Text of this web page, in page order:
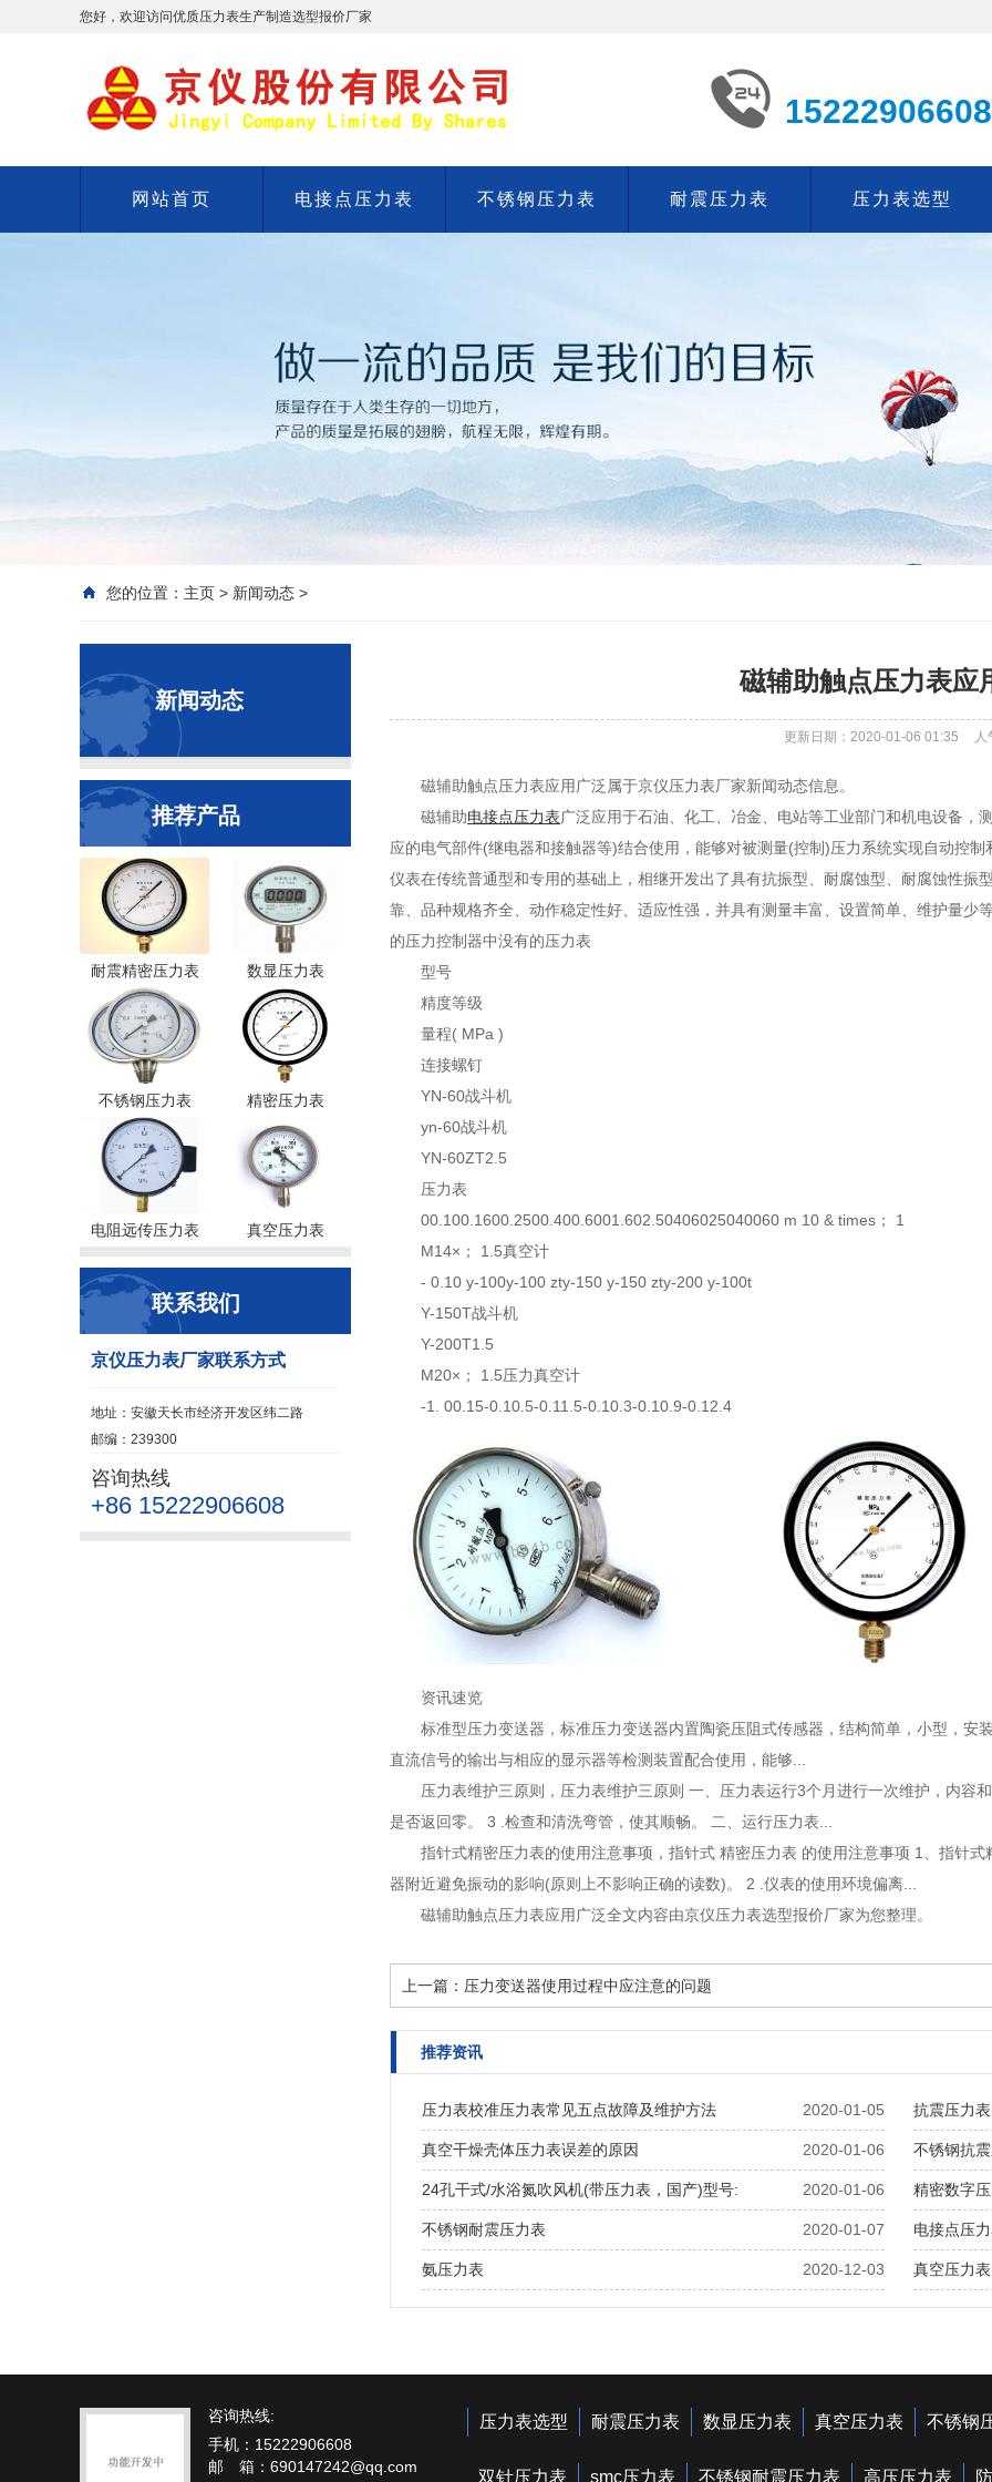
您好，欢迎访问优质压力表生产制造选型报价厂家
15222906608
网站首页 电接点压力表 不锈钢压力表 耐震压力表 压力表选型
您的位置： 主页 > 新闻动态 >
新闻动态
推荐产品
耐震精密压力表 数显压力表
不锈钢压力表 精密压力表
电阻远传压力表 真空压力表
联系我们
京仪压力表厂家联系方式
地址：安徽天长市经济开发区纬二路
邮编：239300
咨询热线
+86 15222906608
磁辅助触点压力表应
更新日期：2020-01-06 01:35 人
磁辅助触点压力表应用广泛属于京仪压力表厂家新闻动态信息。
磁辅助电接点压力表广泛应用于石油、化工、冶金、电站等工业部门和机电设备
应的电气部件(继电器和接触器等)结合使用，能够对被测量(控制)压力系统实现自动控
仪表在传统普通型和专用的基础上，相继开发出了具有抗振型、耐腐蚀型、耐腐蚀性振
靠、品种规格齐全、动作稳定性好、适应性强，并具有测量丰富、设置简单、维护量少
的压力控制器中没有的压力表
型号
精度等级
量程( MPa )
连接螺钉
YN-60战斗机
yn-60战斗机
YN-60ZT2.5
压力表
00.100.1600.2500.400.6001.602.50406025040060 m 10 & times； 1
M14×； 1.5真空计
- 0.10 y-100y-100 zty-150 y-150 zty-200 y-100t
Y-150T战斗机
Y-200T1.5
M20×； 1.5压力真空计
-1. 00.15-0.10.5-0.11.5-0.10.3-0.10.9-0.12.4
资讯速览
标准型压力变送器 ，标准压力变送器内置陶瓷压阻式传感器，结构简单，小型，
直流信号的输出与相应的显示器等检测装置配合使用，能够...
压力表维护三原则 ，压力表维护三原则 一、压力表运行3个月进行一次维护，内
是否返回零。 3 .检查和清洗弯管，使其顺畅。 二、运行压力表...
指针式精密压力表的使用注意事项 ，指针式 精密压力表 的使用注意事项 1、指针
器附近避免振动的影响(原则上不影响正确的读数)。 2 .仪表的使用环境偏离...
磁辅助触点压力表应用广泛全文内容由京仪压力表选型报价厂家为您整理。
上一篇： 压力变送器使用过程中应注意的问题
推荐资讯
2020-01-05
压力表校准压力表常见五点故障及维护方法 抗震压力
2020-01-06
真空干燥壳体压力表误差的原因 不锈钢抗
2020-01-06
24孔干式/水浴氮吹风机(带压力表，国产)型号: 精密数字
2020-01-07
不锈钢耐震压力表 电接点压
2020-12-03
氨压力表 真空压力表
咨询热线:
手机：15222906608
邮 箱：690147242@qq.com
压力表选型 耐震压力表 数显压力表 真空压力表 不锈钢
双针压力表 smc压力表 不锈钢耐震压力表 高压压力表